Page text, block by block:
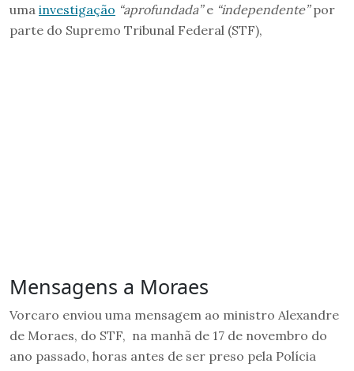
uma investigação “aprofundada”e “independente”por
parte do Supremo Tribunal Federal (STF),
Mensagens a Moraes
Vorcaro enviou uma mensagem ao ministro Alexandre
de Moraes, do STF, na manhã de 17 de novembro do
ano passado, horas antes de ser preso pela Polícia